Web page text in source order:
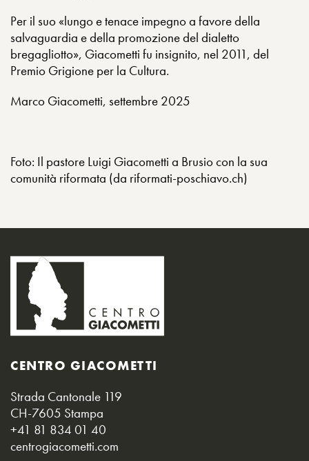
Per il suo «lungo e tenace impegno a favore della
salvaguardia e della promozione del dialetto
bregagliotto», Giacometti fu insignito, nel 2011, del
Premio Grigione per la Cultura.
Marco Giacometti, settembre 2025
Foto: Il pastore Luigi Giacometti a Brusio con la sua
comunità riformata (da riformati-poschiavo.ch)
CENTRO GIACOMETTI
Strada Cantonale 119
CH-7605 Stampa
+41 81 834 01 40
centrogiacometti.com